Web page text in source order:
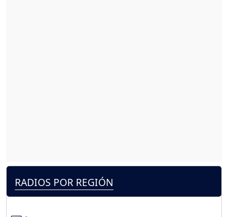
RADIOS POR REGIÓN